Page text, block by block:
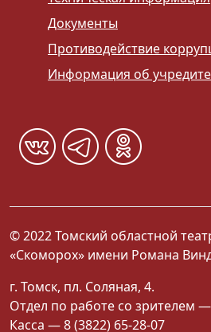
Документы
Противодействие
Информация об
© 2022 Томский областной
«Скоморох» имени Романа
г. Томск, пл. Соляная, 4.
Отдел по работе со зрителем
Касса — 8 (3822) 65-28-07